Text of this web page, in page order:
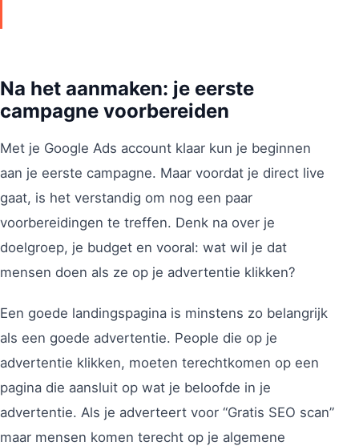
Na het aanmaken: je eerste
campagne voorbereiden
Met je Google Ads account klaar kun je beginnen
aan je eerste campagne. Maar voordat je direct live
gaat, is het verstandig om nog een paar
voorbereidingen te treffen. Denk na over je
doelgroep, je budget en vooral: wat wil je dat
mensen doen als ze op je advertentie klikken?
Een goede landingspagina is minstens zo belangrijk
als een goede advertentie. People die op je
advertentie klikken, moeten terechtkomen op een
pagina die aansluit op wat je beloofde in je
advertentie. Als je adverteert voor “Gratis SEO scan”
maar mensen komen terecht op je algemene